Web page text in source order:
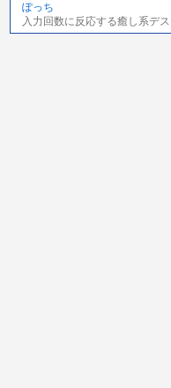
ぽっち
入力回数に反応する癒し系デ